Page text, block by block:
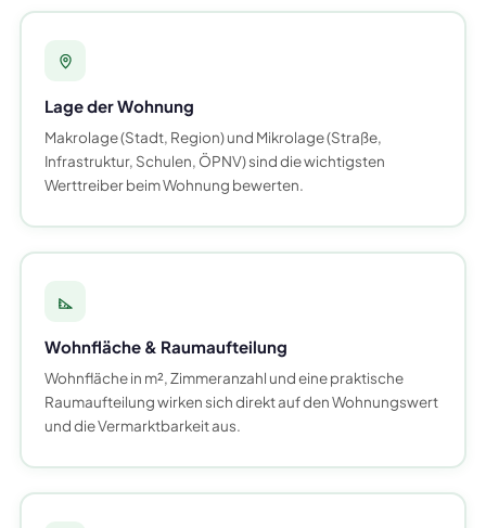
Lage der Wohnung
Makrolage (Stadt, Region) und Mikrolage (Straße,
Infrastruktur, Schulen, ÖPNV) sind die wichtigsten
Werttreiber beim Wohnung bewerten.
Wohnfläche & Raumaufteilung
Wohnfläche in m², Zimmeranzahl und eine praktische
Raumaufteilung wirken sich direkt auf den Wohnungswert
und die Vermarktbarkeit aus.